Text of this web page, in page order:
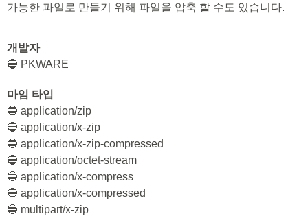
가능한 파일로 만들기 위해 파일을 압축 할 수도 있습니다.
개발자
🔵 PKWARE
마임 타입
🔵 application/zip
🔵 application/x-zip
🔵 application/x-zip-compressed
🔵 application/octet-stream
🔵 application/x-compress
🔵 application/x-compressed
🔵 multipart/x-zip